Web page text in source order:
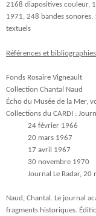
2168 diapositives couleur,
1971, 248 bandes sonores,
textuels
Références et
Fonds Rosaire Vigneault
Collection Chantal Naud
Écho du Musée de la Mer,
Collections du CARDI :
24 février 1966
20 mars 1967
17 avril 1967
30 novembre 1970
Journal Le Radar, 20
Naud, Chantal. Le journal
fragments historiques.